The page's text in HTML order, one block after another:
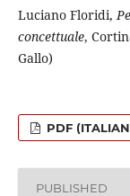
Luciano Floridi,
concettuale,
Gallo)
PDF
PUBLISHED